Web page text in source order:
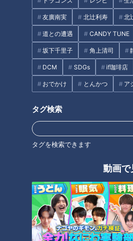
友廣南実 北辻利寿 北
道との遭遇 CANDY TUNE
坂下千里子 角上清司
DCM SDGs if珈琲店
おでかけ とんかつ ア
タグ検索
タグを検索できます
動画で
【四国一周】軽トラ女子三田が
松山から下道で一周！グルメ＆
絶景ドライブ⑰
【四
松山
絶
北辻利寿 コラム 北辻利寿の日
東西南北論説風